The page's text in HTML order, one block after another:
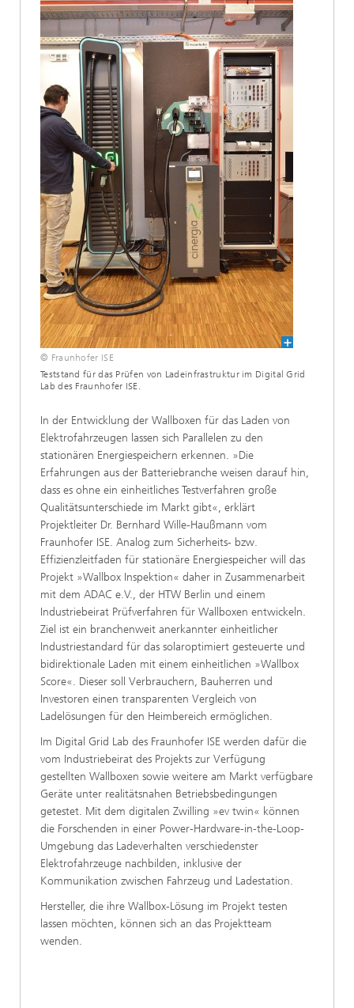
© Fraunhofer ISE
Teststand für das Prüfen von Ladeinfrastruktur im Digital Grid
Lab des Fraunhofer ISE.
In der Entwicklung der Wallboxen für das Laden von
Elektrofahrzeugen lassen sich Parallelen zu den
stationären Energiespeichern erkennen. »Die
Erfahrungen aus der Batteriebranche weisen darauf hin,
dass es ohne ein einheitliches Testverfahren große
Qualitätsunterschiede im Markt gibt«, erklärt
Projektleiter Dr. Bernhard Wille-Haußmann vom
Fraunhofer ISE. Analog zum Sicherheits- bzw.
Effizienzleitfaden für stationäre Energiespeicher will das
Projekt »Wallbox Inspektion« daher in Zusammenarbeit
mit dem ADAC e.V., der HTW Berlin und einem
Industriebeirat Prüfverfahren für Wallboxen entwickeln.
Ziel ist ein branchenweit anerkannter einheitlicher
Industriestandard für das solaroptimiert gesteuerte und
bidirektionale Laden mit einem einheitlichen »Wallbox
Score«. Dieser soll Verbrauchern, Bauherren und
Investoren einen transparenten Vergleich von
Ladelösungen für den Heimbereich ermöglichen.
Im Digital Grid Lab des Fraunhofer ISE werden dafür die
vom Industriebeirat des Projekts zur Verfügung
gestellten Wallboxen sowie weitere am Markt verfügbare
Geräte unter realitätsnahen Betriebsbedingungen
getestet. Mit dem digitalen Zwilling »ev twin« können
die Forschenden in einer Power-Hardware-in-the-Loop-
Umgebung das Ladeverhalten verschiedenster
Elektrofahrzeuge nachbilden, inklusive der
Kommunikation zwischen Fahrzeug und Ladestation.
Hersteller, die ihre Wallbox-Lösung im Projekt testen
lassen möchten, können sich an das Projektteam
wenden.